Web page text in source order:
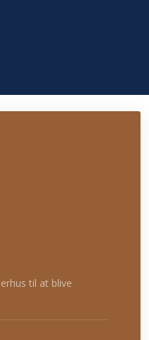
til at blive